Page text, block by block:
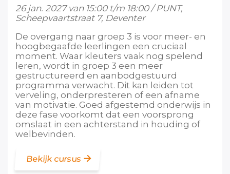
26 jan. 2027 van 15:00 t/m 18:00 / PUNT,
Scheepvaartstraat 7, Deventer
De overgang naar groep 3 is voor meer- en
hoogbegaafde leerlingen een cruciaal
moment. Waar kleuters vaak nog spelend
leren, wordt in groep 3 een meer
gestructureerd en aanbodgestuurd
programma verwacht. Dit kan leiden tot
verveling, onderpresteren of een afname
van motivatie. Goed afgestemd onderwijs in
deze fase voorkomt dat een voorsprong
omslaat in een achterstand in houding of
welbevinden.
Bekijk cursus